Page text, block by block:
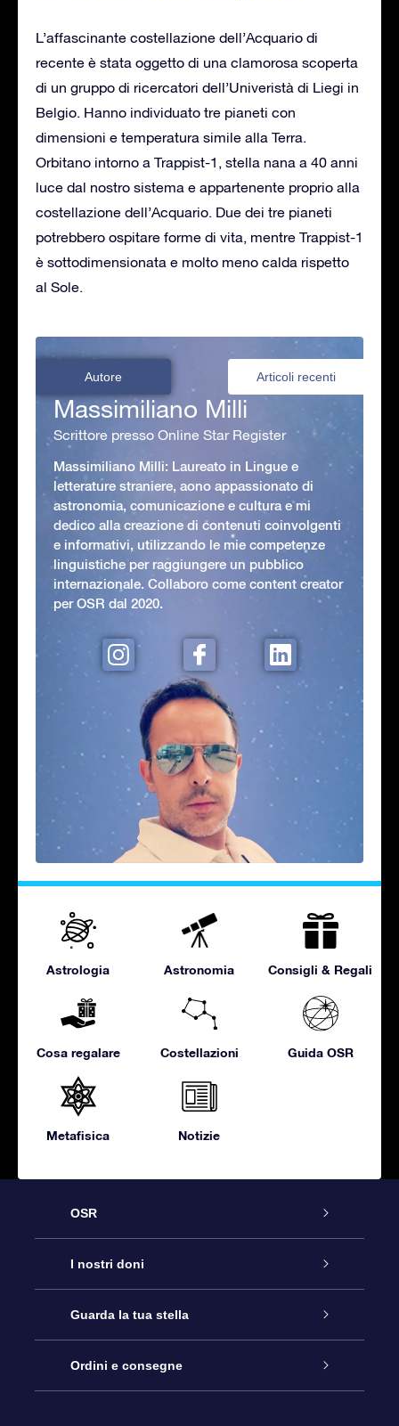
L’affascinante costellazione dell’Acquario di
recente è stata oggetto di una clamorosa scoperta
di un gruppo di ricercatori dell’Univeristà di Liegi in
Belgio. Hanno individuato tre pianeti con
dimensioni e temperatura simile alla Terra.
Orbitano intorno a Trappist-1, stella nana a 40 anni
luce dal nostro sistema e appartenente proprio alla
costellazione dell’Acquario. Due dei tre pianeti
potrebbero ospitare forme di vita, mentre Trappist-1
è sottodimensionata e molto meno calda rispetto
al Sole.
Autore Articoli recenti
Massimiliano Milli
Scrittore presso Online Star Register
Massimiliano Milli: Laureato in Lingue e
letterature straniere, aono appassionato di
astronomia, comunicazione e cultura e mi
dedico alla creazione di contenuti coinvolgenti
e informativi, utilizzando le mie competenze
linguistiche per raggiungere un pubblico
internazionale. Collaboro come content creator
per OSR dal 2020.
Astrologia Astronomia Consigli & Regali
Cosa regalare Costellazioni Guida OSR
Metafisica Notizie
OSR
Assistenza
Contattaci
Blog
I nostri doni
Online Star Gift
Pacchetto regalo OSR
Guarda la tua stella
Registro stellare
Ordini e consegne